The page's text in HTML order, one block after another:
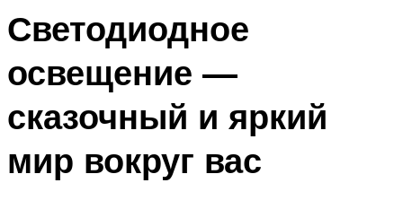
Светодиодное
освещение —
сказочный и яркий
мир вокруг вас